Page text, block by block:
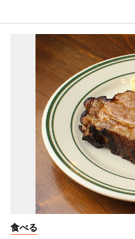
食べる